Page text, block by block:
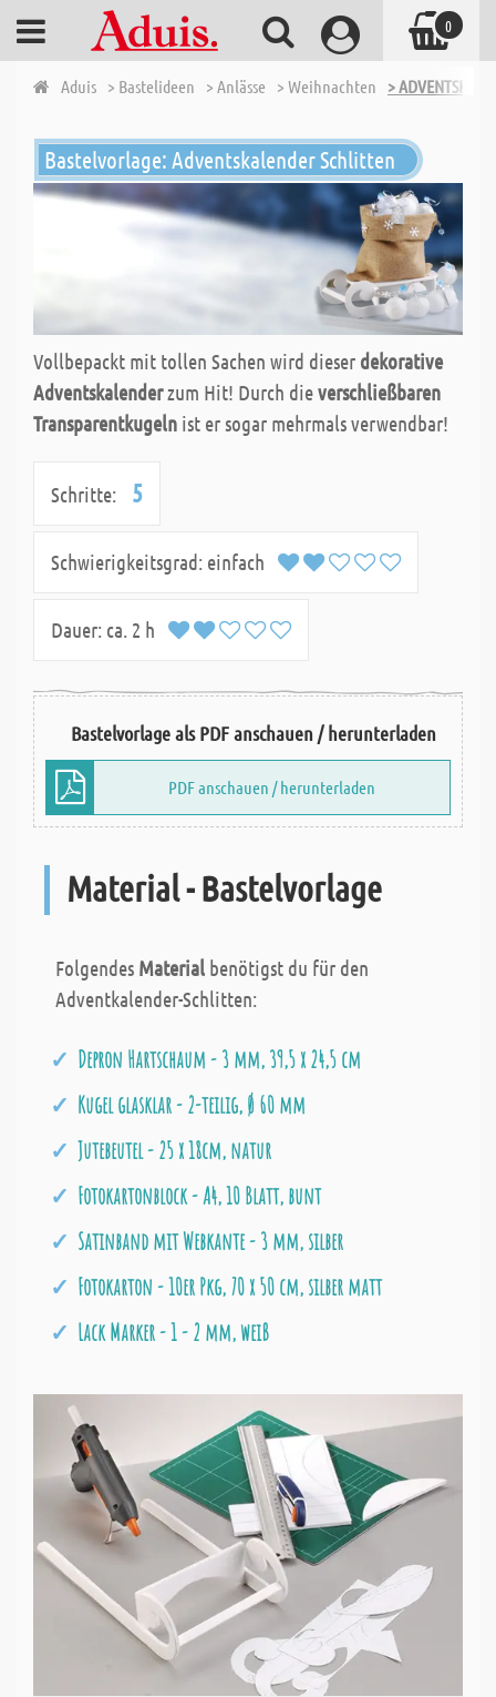
Aduis > Bastelideen > Anlässe > Weihnachten >
Bastelvorlage: Adventskalender Schlitten
Vollbepackt mit tollen Sachen wird dieser dekorative
Adventskalenderzum Hit! Durch dieverschließbaren
Transparentkugeln ist er sogar mehrmals verwendbar!
Schritte: 5
Schwierigkeitsgrad: einfach
Dauer: ca. 2 h
Bastelvorlage als PDF anschauen / herunterladen
PDF anschauen / herunterladen
Material - Bastelvorlage
Folgendes Material benötigst du für den
Adventkalender-Schlitten:
Depron Hartschaum - 3 mm, 39,5 x 24,5 cm
Kugel glasklar - 2-teilig, Ø 60 mm
Jutebeutel - 25 x 18cm, natur
Fotokartonblock - A4, 10 Blatt, bunt
Satinband mit Webkante - 3 mm, silber
Fotokarton - 10er Pkg, 70 x 50 cm, silber matt
Lack Marker - 1 - 2 mm, weiß
0